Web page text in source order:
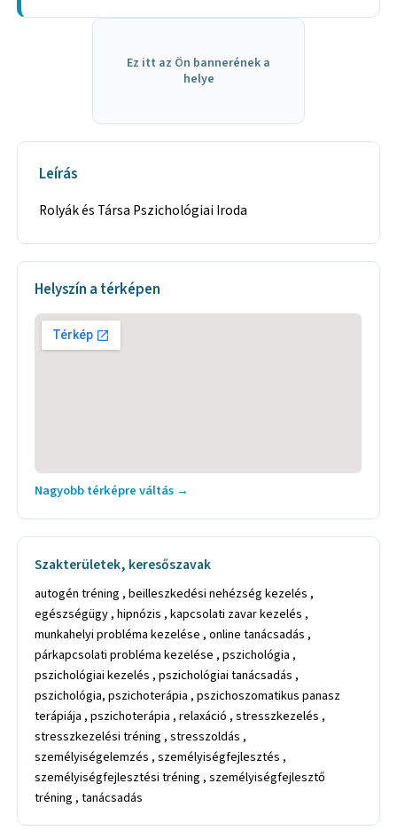
Ez itt az Ön bannerének a
helye
Leírás
Rolyák és Társa Pszichológiai Iroda
Helyszín a térképen
Nagyobb térképre váltás →
Szakterületek, keresőszavak
autogén tréning , beilleszkedési nehézség kezelés ,
egészségügy , hipnózis , kapcsolati zavar kezelés ,
munkahelyi probléma kezelése , online tanácsadás ,
párkapcsolati probléma kezelése , pszichológia ,
pszichológiai kezelés , pszichológiai tanácsadás ,
pszichológia, pszichoterápia , pszichoszomatikus panasz
terápiája , pszichoterápia , relaxáció , stresszkezelés ,
stresszkezelési tréning , stresszoldás ,
személyiségelemzés , személyiségfejlesztés ,
személyiségfejlesztési tréning , személyiségfejlesztő
tréning , tanácsadás